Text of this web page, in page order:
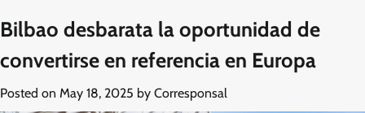
Bilbao desbarata la oportunidad de
convertirse en referencia en Europa
Posted on May 18, 2025 by Corresponsal